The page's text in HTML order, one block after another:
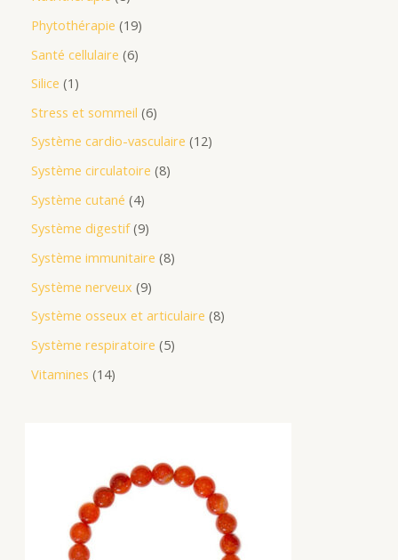
Phytothérapie 19
Santé cellulaire 6
Silice 1
Stress et sommeil 6
Système cardio-vasculaire 12
Système circulatoire 8
Système cutané 4
Système digestif 9
Système immunitaire 8
Système nerveux 9
Système osseux et articulaire 8
Système respiratoire 5
Vitamines 14